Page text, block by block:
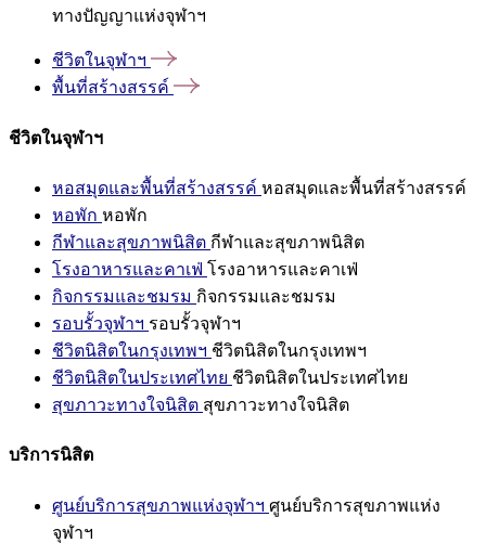
ทางปัญญาแห่งจุฬาฯ
ชีวิตในจุฬาฯ
พื้นที่สร้างสรรค์
ชีวิตในจุฬาฯ
หอสมุดและพื้นที่สร้างสรรค์ หอสมุดและพื้นที่สร้างสรรค์
หอพัก หอพัก
กีฬาและสุขภาพนิสิต กีฬาและสุขภาพนิสิต
โรงอาหารและคาเฟ่ โรงอาหารและคาเฟ่
กิจกรรมและชมรม กิจกรรมและชมรม
รอบรั้วจุฬาฯ รอบรั้วจุฬาฯ
ชีวิตนิสิตในกรุงเทพฯ ชีวิตนิสิตในกรุงเทพฯ
ชีวิตนิสิตในประเทศไทย ชีวิตนิสิตในประเทศไทย
สุขภาวะทางใจนิสิต สุขภาวะทางใจนิสิต
บริการนิสิต
ศูนย์บริการสุขภาพแห่งจุฬาฯ ศูนย์บริการสุขภาพแห่ง
จุฬาฯ